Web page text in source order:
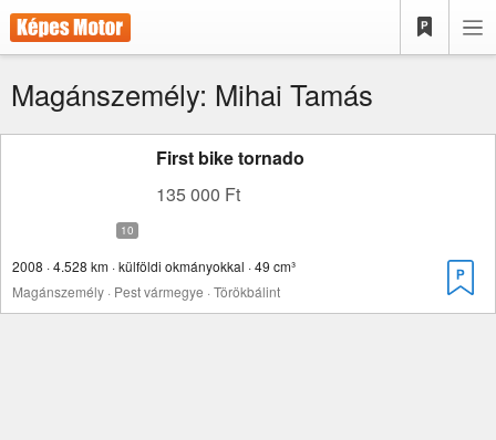
Magánszemély: Mihai Tamás
First bike tornado
135 000 Ft
2008 · 4.528 km · külföldi okmányokkal · 49 cm³
Magánszemély · Pest vármegye · Törökbálint